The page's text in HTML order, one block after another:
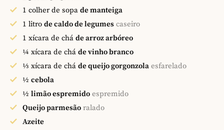
1 colher de sopa de manteiga
1 litro de caldo de legumes caseiro
1 xícara de chá de arroz arbóreo
¼ xícara de chá de vinho branco
⅓ xícara de chá de queijo gorgonzola esfarelado
½ cebola
½ limão espremido espremido
Queijo parmesão ralado
Azeite